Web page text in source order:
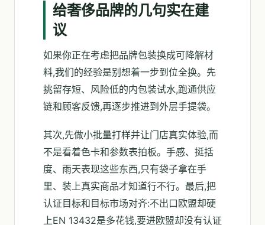
给奢侈品牌的几句实在建
议
如果你正在考虑把品牌包装换成可降解材
料,我们的经验是别想着一步到位全换。先
挑留存短、风险低的内包装试水,跑通供应
链和顾客反馈,再逐步推进到外层手提袋。
其次,先做小批量打样并让门店真实体验,而
不是看着色卡和参数表拍板。手感、挺括
度、雨天表现这些东西,只有袋子拿在手
里、装上真实商品才知道行不行。最后,把
认证目标和目标市场对齐:不出口欧盟却硬
上EN 13432是多花钱,要进欧盟却没有认证